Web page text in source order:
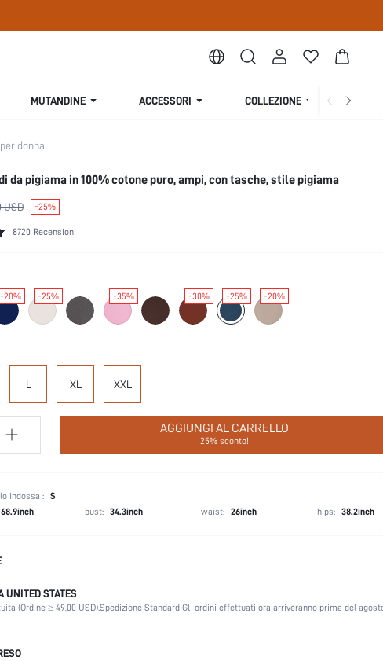
MUTANDINE ACCESSORI COLLEZIONE
donna
da pigiama in 100% cotone puro, ampi, con tasche, stile pigiama
USD -25%
8720 Recensioni
-20% -25% -35% -30% -25% -20%
L XL XXL
AGGIUNGI AL CARRELLO
25% sconto!
indossa : S
68.9inch bust: 34.3inch waist: 26inch hips: 38.2inch
Blu
Natale, Halloween, Giorno del Ringraziamento, Rientro a scuola, San Valentino
UNITED STATES
(Ordine ≥ 49,00 USD).Spedizione Standard Gli ordini effettuati ora arriveranno prima del